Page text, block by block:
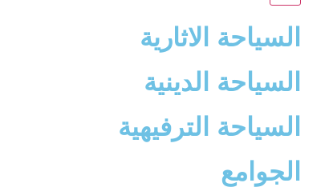
السياحة الاثارية
السياحة الدينية
السياحة الترفيهية
الجوامع